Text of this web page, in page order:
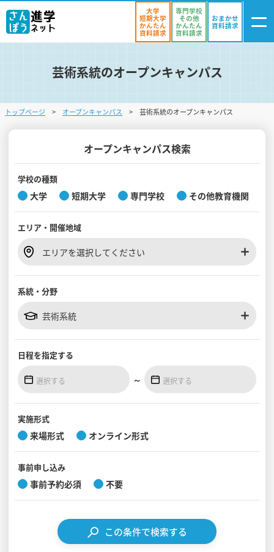
ログイン
・登録
気になる
学校を探す
オープンキャンパスを探す
入試・受験入門
お役立ち情報
見学会WEB手引書
大学
短期大学
かんたん
資料請求
専門学校
その他
かんたん
資料請求
おまかせ
資料請求
芸術系統のオープンキャンパス
トップページ オープンキャンパス 芸術系統のオープンキャンパス
オープンキャンパス検索
学校の種類
大学 短期大学 専門学校 その他教育機関
エリア・ 開催地域
エリアを選択してください
系統・分野
芸術系統
日程を指定する
～
実施形式
来場形式 オンライン形式
事前申し込み
事前予約必須 不要
この条件で検索する